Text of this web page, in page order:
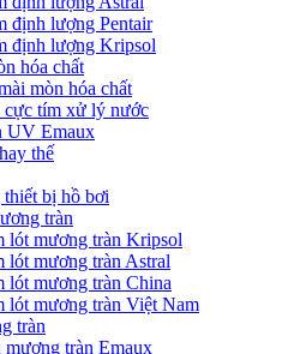
định lượng Pentair
định lượng Kripsol
hóa chất
mòn hóa chất
cực tím xử lý nước
UV Emaux
thế
bị hồ bơi
tràn
lót mương tràn Kripsol
lót mương tràn Astral
lót mương tràn China
lót mương tràn Việt Nam
tràn
mương tràn Emaux